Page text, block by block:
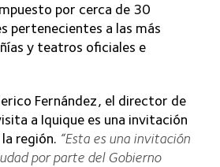
por cerca de 30
pertenecientes a las más
y teatros oficiales e
Fernández, el director de
a Iquique es una invitación
región. “Esta es una invitación
por parte del Gobierno